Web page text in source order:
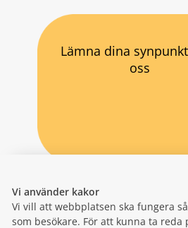
Vi använder kakor
Vi vill att webbplatsen ska fungera
som besökare. För att kunna ta reda
Lämna dina
oss